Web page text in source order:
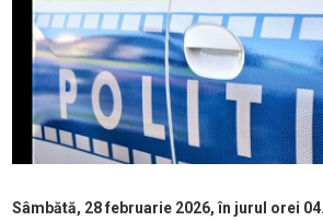
Sâmbătă, 28 februarie 2026, în jurul orei